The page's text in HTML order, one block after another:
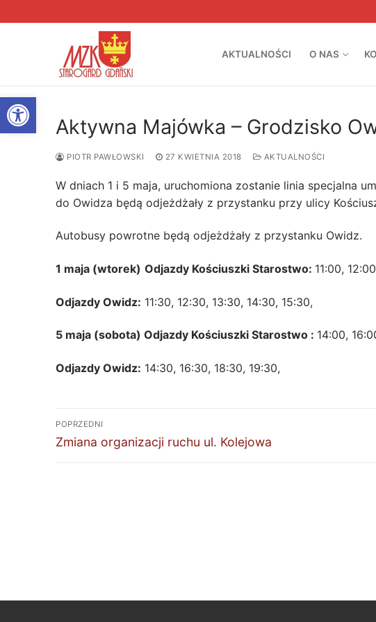
Otwórz pasek narzędzi
do
AKTUALNOŚCI O NAS
Aktywna Majówka – Grodzisko
PIOTR PAWŁOWSKI 27 KWIETNIA 2018 AKTUALNOŚCI
W dniach 1 i 5 maja, uruchomiona zostanie linia specjalna
do Owidza będą odjeżdżały z przystanku przy ulicy
Autobusy powrotne będą odjeżdżały z przystanku Owidz.
1 maja (wtorek) Odjazdy Kościuszki Starostwo: 11:00,
Odjazdy Owidz: 11:30, 12:30, 13:30, 14:30, 15:30,
5 maja (sobota) Odjazdy Kościuszki Starostwo : 14:00,
Odjazdy Owidz: 14:30, 16:30, 18:30, 19:30,
Nawigacja
wpisu
POPRZEDNI
Poprzedni
Zmiana organizacji ruchu ul. Kolejowa